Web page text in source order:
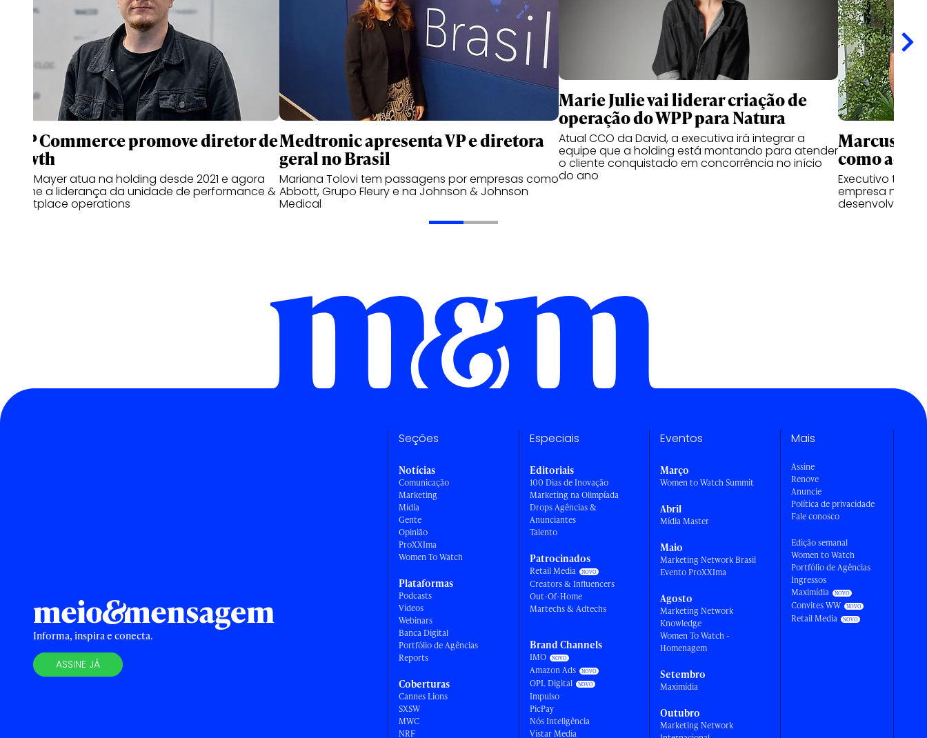
WPP Commerce promove diretor de
growth
Bruno Mayer atua na holding desde 2021 e agora
assume a liderança da unidade de performance &
marketplace operations
Medtronic apresenta VP e diretora
geral no Brasil
Mariana Tolovi tem passagens por empresas como
Abbott, Grupo Fleury e na Johnson & Johnson
Medical
Marie Julie vai liderar criação de
operação do WPP para Natura
Atual CCO da David, a executiva irá integrar a
equipe que a holding está montando para atender
o cliente conquistado em concorrência no início
do ano
Marcus
como
Executivo tem
empresa nas
Informa, inspira e conecta.
ASSINE JÁ
Seções
Notícias
Comunicação
Marketing
Mídia
Gente
Opinião
ProXXIma
Women To Watch
Plataformas
Podcasts
Vídeos
Webinars
Banca Digital
Portfólio de Agências
Reports
Coberturas
Cannes Lions
SXSW
MWC
NRF
Especiais
Editoriais
100 Dias de Inovação
Marketing na Olimpíada
Drops Agências &
Anunciantes
Talento
Patrocinados
Retail Media
Creators & Influencers
Out-Of-Home
Martechs & Adtechs
Brand Channels
IMO
Amazon Ads
OPL Digital
Impulso
PicPay
Nós Inteligência
Vistar Media
Eventos
Março
Women to Watch Summit
Abril
Mídia Master
Maio
Marketing Network Brasil
Evento ProXXIma
Agosto
Marketing Network
Knowledge
Women To Watch -
Homenagem
Setembro
Maximídia
Outubro
Marketing Network
Mais
Assine
Renove
Anuncie
Política de privacidade
Fale conosco
Edição semanal
Women to Watch
Portfólio de Agências
Ingressos
Maximídia
Convites WW
Retail Media